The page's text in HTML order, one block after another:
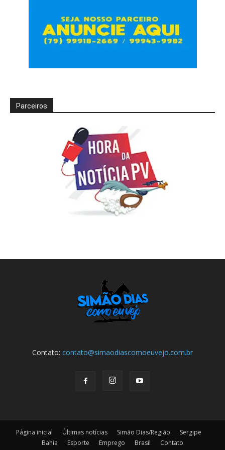
Parceiros
Contato: contato@simaodiascomoeuvejo.com.br
Página inicial Últimas notícias Simão Dias/Região
Sergipe
Bahia
Esporte Emprego Brasil Contato